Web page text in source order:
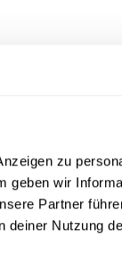
zu
geben wir
Partner
deiner Nutzung